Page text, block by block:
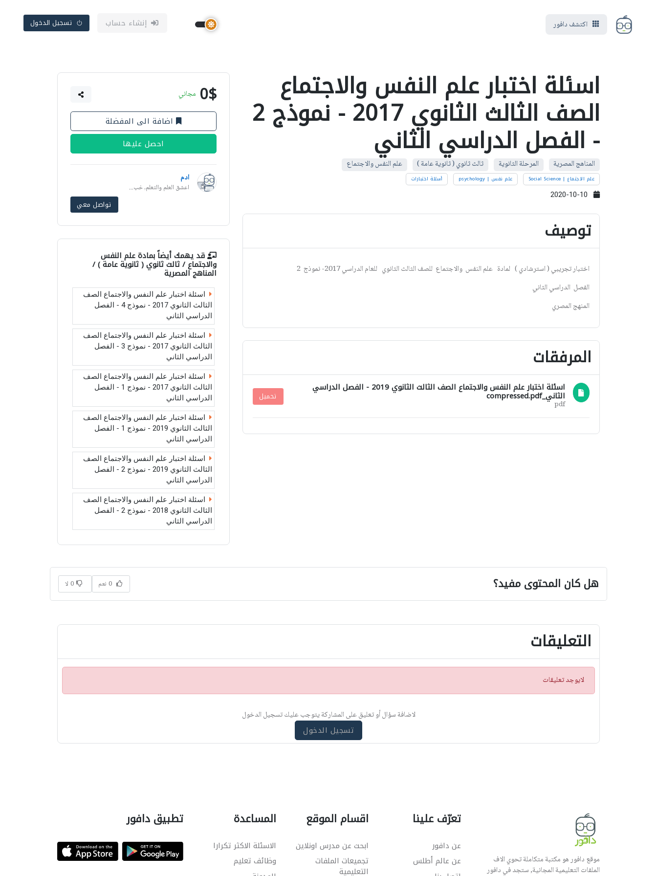
اكتشف دافور إنشاء حساب تسجيل الدخول
اسئلة اختبار علم النفس والاجتماع
الصف الثالث الثانوي 2017 - نموذج 2
- الفصل الدراسي الثاني
المناهج المصرية المرحلة الثانوية ثالث ثانوي ( ثانوية عامة ) علم النفس والاجتماع
علم الاجتماع | Social Science علم نفس | psychology أسئلة اختبارات
توصيف
اختبار تجريبي ( استرشادي ) لمادة علم النفس والاجتماع للصف الثالث الثانوي للعام الدراسي 2017- نموذج 2
الفصل الدراسي الثاني
المنهج المصري
المرفقات
اسئلة اختبار علم النفس والاجتماع الصف الثالث الثانوي 2019 - الفصل الدراسي
الثاني_compressed.pdf
pdf
تحميل
0$ مجاني
اضافة الى المفضلة
احصل عليها
ادم
اعشق العلم والتعلم, خب...
تواصل معي
قد يهمك أيضاً بمادةعلم النفس
والاجتماع / ثالث ثانوي ( ثانوية عامة ) /
المناهج المصرية
اسئلة اختبار علم النفس والاجتماع الصف
الثالث الثانوي 2017 - نموذج 4 - الفصل
الدراسي الثاني
اسئلة اختبار علم النفس والاجتماع الصف
الثالث الثانوي 2017 - نموذج 3 - الفصل
الدراسي الثاني
اسئلة اختبار علم النفس والاجتماع الصف
الثالث الثانوي 2017 - نموذج 1 - الفصل
الدراسي الثاني
اسئلة اختبار علم النفس والاجتماع الصف
الثالث الثانوي 2019 - نموذج 1 - الفصل
الدراسي الثاني
اسئلة اختبار علم النفس والاجتماع الصف
الثالث الثانوي 2019 - نموذج 2 - الفصل
الدراسي الثاني
اسئلة اختبار علم النفس والاجتماع الصف
الثالث الثانوي 2018 - نموذج 2 - الفصل
الدراسي الثاني
هل كان المحتوى مفيد؟ 0 نعم 0 لا
التعليقات
ت
ن
لايوجد تعليقات
لاضافة سؤال أو تعليق على المشاركة يتوجب عليك تسجيل الدخول
تسجيل الدخول
موقع دافور هو مكتبة متكاملة تحوي الاف
الملفات التعليمية المجانية, ستجد في دافور
تعرّف علينا
عن دافور
عن عالم أطلس
اقسام الموقع
ابحث عن مدرس اونلاين
تجميعات الملفات
التعليمية
المساعدة
الاسئلة الاكثر تكرارا
وظائف تعليم
تطبيق دافور